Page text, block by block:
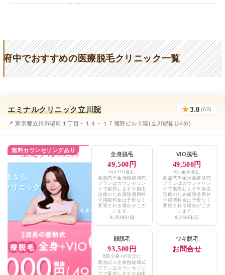
リゼクリニック立川院 ★4.5 / 5（126件）
むさしの台駅前ひふ科 ★3.2 (21件)
まちこ皮膚科クリニック ★3.8 (187件)
府中ことぶき町形成外科・皮膚科 ★3.6 (67件)
俺の毛 ★5 (46件)
恵仁会 ★2.6 (188件)
みらいメディカルグループ ★3.5 (20件)
エミナルクリニックメンズ立川院 ★3.8 / 5（60件）
レジーナクリニックオム吉祥寺院 ★4.6 / 5（544件）
湘南美容クリニック調布院 ★4.7 / 5（335件）
メンズリゼ立川院 ★4.3 / 5（108件）
府中でおすすめの医療脱毛クリニック一覧
エミナルクリニック立川院 ★3.8 (60)
📍 東京都立川市曙町１丁目－１４－１７籏野ビル５階(立川駅徒歩4分)
無料カウンセリングあり
全身脱毛
49,500円
6回VIO含む
蓄熱式※全身熱破壊式
プランはカウンセリン
グで案内します※自由
診療のため保険適用外
※掲載料金は予告なく
変更される場合がござ
います。
8,250円/回
VIO脱毛
49,500円
6回全身含む
蓄熱式※全身熱破壊式
プランはカウンセリン
グで案内します※自由
診療のため保険適用外
※掲載料金は予告なく
変更される場合がござ
います。
8,250円/回
顔脱毛
93,500円
6回全身+VIO含む
蓄熱式※全身熱破壊式
プランはカウンセリン
グで案内します※自由
ワキ脱毛
お問合せ